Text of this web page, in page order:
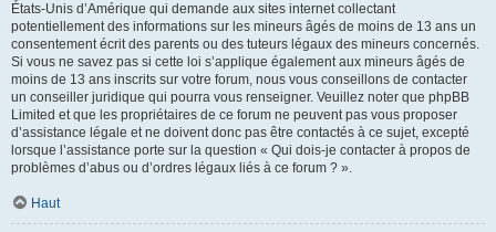
États-Unis d’Amérique qui demande aux sites internet collectant
potentiellement des informations sur les mineurs âgés de moins de 13 ans un
consentement écrit des parents ou des tuteurs légaux des mineurs concernés.
Si vous ne savez pas si cette loi s’applique également aux mineurs âgés de
moins de 13 ans inscrits sur votre forum, nous vous conseillons de contacter
un conseiller juridique qui pourra vous renseigner. Veuillez noter que phpBB
Limited et que les propriétaires de ce forum ne peuvent pas vous proposer
d’assistance légale et ne doivent donc pas être contactés à ce sujet, excepté
lorsque l’assistance porte sur la question « Qui dois-je contacter à propos de
problèmes d’abus ou d’ordres légaux liés à ce forum ? ».
Haut